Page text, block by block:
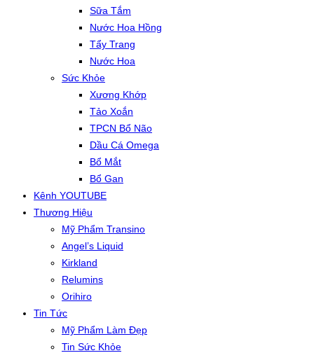
Sữa Tắm
Nước Hoa Hồng
Tẩy Trang
Nước Hoa
Sức Khỏe
Xương Khớp
Tảo Xoắn
TPCN Bổ Não
Dầu Cá Omega
Bổ Mắt
Bổ Gan
Kênh YOUTUBE
Thương Hiệu
Mỹ Phẩm Transino
Angel’s Liquid
Kirkland
Relumins
Orihiro
Tin Tức
Mỹ Phẩm Làm Đẹp
Tin Sức Khỏe